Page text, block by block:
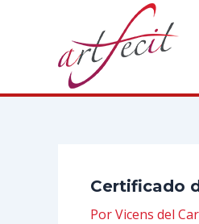
Certificado
PorVicens del